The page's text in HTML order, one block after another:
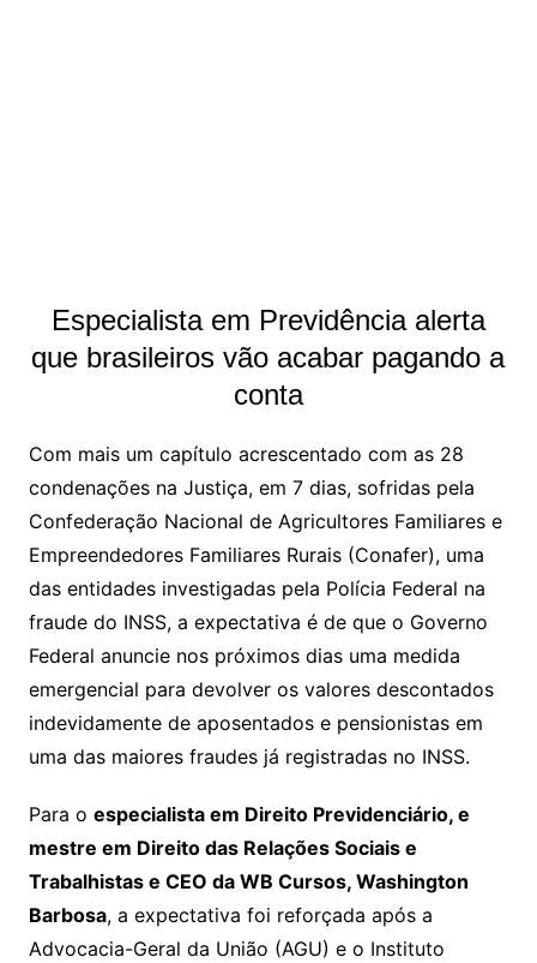
Especialista em Previdência alerta
que brasileiros vão acabar pagando a
conta
Com mais um capítulo acrescentado com as 28
condenações na Justiça, em 7 dias, sofridas pela
Confederação Nacional de Agricultores Familiares e
Empreendedores Familiares Rurais (Conafer), uma
das entidades investigadas pela Polícia Federal na
fraude do INSS, a expectativa é de que o Governo
Federal anuncie nos próximos dias uma medida
emergencial para devolver os valores descontados
indevidamente de aposentados e pensionistas em
uma das maiores fraudes já registradas no INSS.
Para o especialista em Direito Previdenciário, e
mestre em Direito das Relações Sociais e
Trabalhistas e CEO da WB Cursos, Washington
Barbosa, a expectativa foi reforçada após a
Advocacia-Geral da União (AGU) e o Instituto